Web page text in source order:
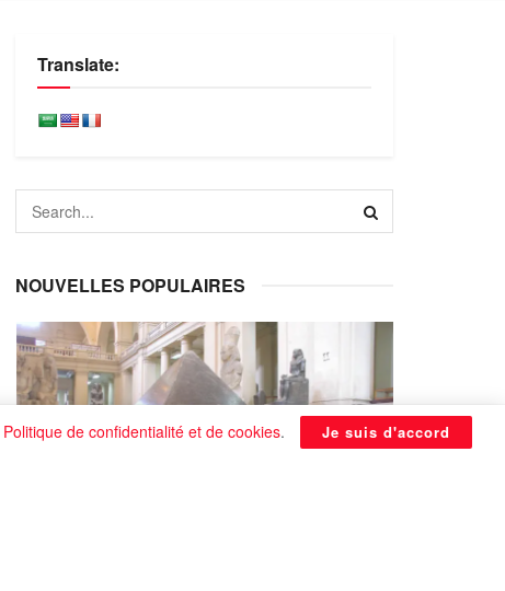
Translate:
NOUVELLES POPULAIRES
Politique de confidentialité et de cookies. Je suis d'accord